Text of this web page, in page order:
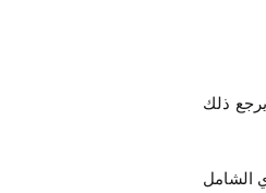
ذلك
الشامل